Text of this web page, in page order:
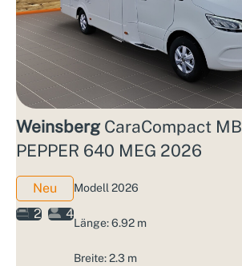
Weinsberg CaraCompact
PEPPER 640 MEG 2026
Neu
2
4
Modell 2026
Länge: 6.92 m
Breite: 2.3 m